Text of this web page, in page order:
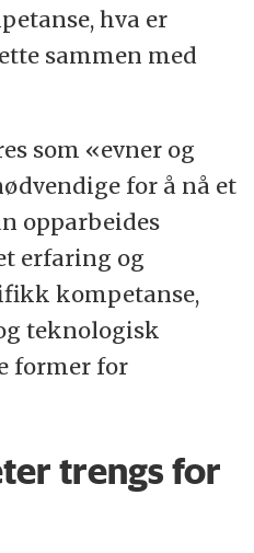
hva er
sammen med
som «evner og
for å nå et
opparbeides
erfaring og
kompetanse,
teknologisk
former for
trengs for